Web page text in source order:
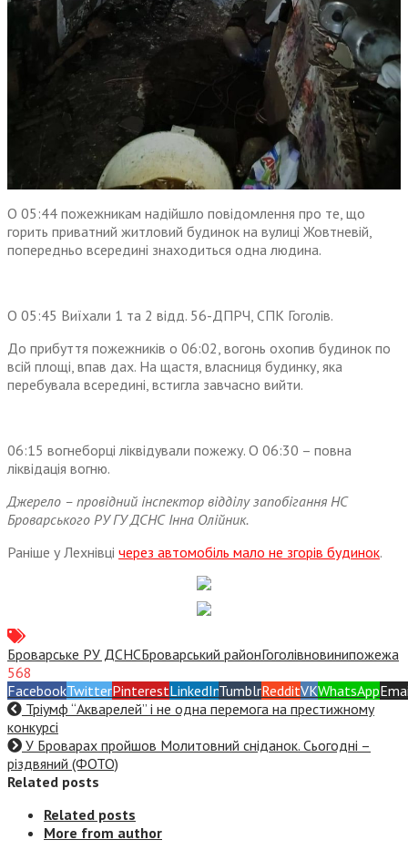
О 05:44 пожежникам надійшло повідомлення про те, що
горить приватний житловий будинок на вулиці Жовтневій,
попередньо всередині знаходиться одна людина.
О 05:45 Виїхали 1 та 2 відд. 56-ДПРЧ, СПК Гоголів.
До прибуття пожежників о 06:02, вогонь охопив будинок по
всій площі, впав дах. На щастя, власниця будинку, яка
перебувала всередині, встигла завчасно вийти.
06:15 вогнеборці ліквідували пожежу. О 06:30 – повна
ліквідація вогню.
Джерело – провідний інспектор відділу запобігання НС
Броварського РУ ГУ ДСНС Інна Олійник.
Раніше у Лехнівці через автомобіль мало не згорів будинок.
Броварське РУ ДСНСБроварський районГоголівновинипожежа
568
FacebookTwitterPinterestLinkedInTumblrRedditVKWhatsApp
Тріумф “Акварелей” і не одна перемога на престижному
конкурсі
У Броварах пройшов Молитовний сніданок. Сьогодні –
різдвяний (ФОТО)
Related posts
Related posts
More from author